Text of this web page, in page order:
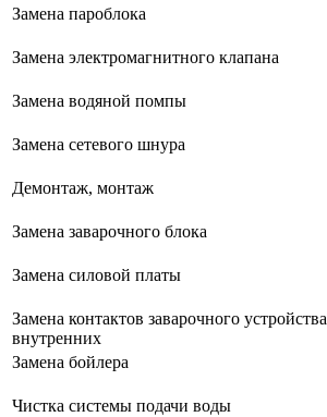
Замена пароблока
Замена электромагнитного клапана
Замена водяной помпы
Замена сетевого шнура
Демонтаж, монтаж
Замена заварочного блока
Замена силовой платы
Замена контактов заварочного устройства
внутренних
Замена бойлера
Чистка системы подачи воды